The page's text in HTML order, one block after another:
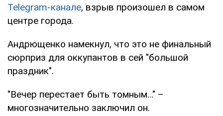
Telegram-канале, взрыв произошел в самом
центре города.
Андрющенко намекнул, что это не финальный
сюрприз для оккупантов в сей "большой
праздник".
"Вечер перестает быть томным..." –
многозначительно заключил он.